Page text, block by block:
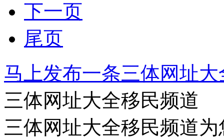
下一页
尾页
马上发布一条三体网址
三体网址大全移民频道
三体网址大全移民频道